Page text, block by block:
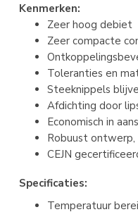
Kenmerken:
Zeer hoog debiet
Zeer compacte
Toleranties en
Steeknippels
Afdichting door
Economisch in
Robuust
CEJN
Specificaties:
Temperatuur